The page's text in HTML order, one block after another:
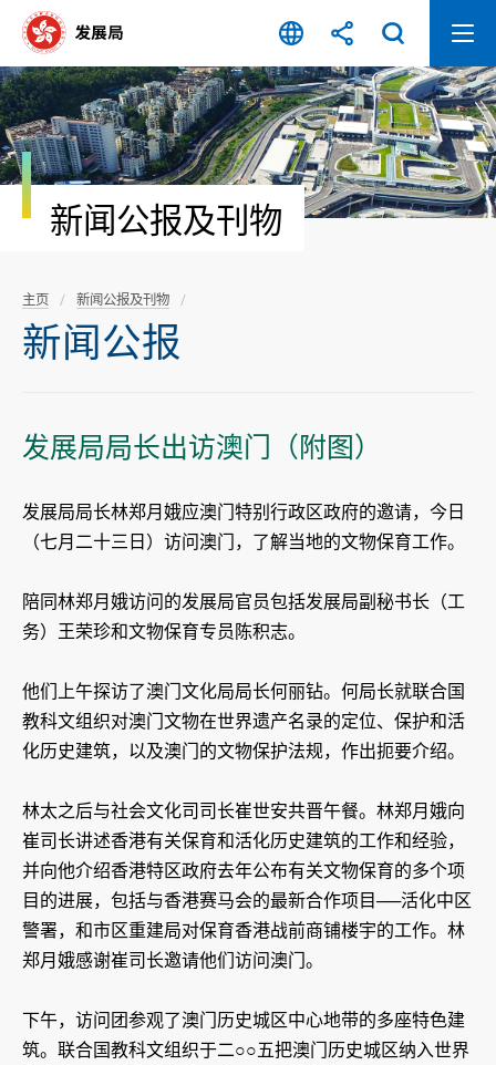
容
开
始
新闻公报及刊物
主页 新闻公报及刊物
新闻公报
发展局局长出访澳门（附图）
发展局局长林郑月娥应澳门特别行政区政府的邀请，今日
（七月二十三日）访问澳门，了解当地的文物保育工作。
陪同林郑月娥访问的发展局官员包括发展局副秘书长（工
务）王荣珍和文物保育专员陈积志。
他们上午探访了澳门文化局局长何丽钻。何局长就联合国
教科文组织对澳门文物在世界遗产名录的定位、保护和活
化历史建筑，以及澳门的文物保护法规，作出扼要介绍。
林太之后与社会文化司司长崔世安共晋午餐。林郑月娥向
崔司长讲述香港有关保育和活化历史建筑的工作和经验，
并向他介绍香港特区政府去年公布有关文物保育的多个项
目的进展，包括与香港赛马会的最新合作项目──活化中区
警署，和市区重建局对保育香港战前商铺楼宇的工作。林
郑月娥感谢崔司长邀请他们访问澳门。
下午，访问团参观了澳门历史城区中心地带的多座特色建
筑。联合国教科文组织于二○○五把澳门历史城区纳入世界